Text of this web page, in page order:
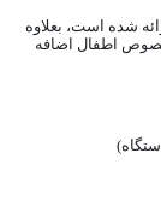
شده است، بعلاوه
اطفال اضافه